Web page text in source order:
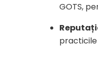
GOTS,